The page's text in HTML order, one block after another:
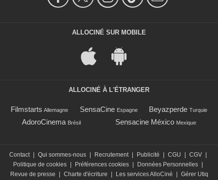
ALLOCINÉ SUR MOBILE
ALLOCINÉ À L'ÉTRANGER
Filmstarts Allemagne SensaCine Espagne Beyazperde Turquie
AdoroCinema Brésil Sensacine México Mexique
Contact | Qui sommes-nous | Recrutement | Publicité | CGU | CGV |
Politique de cookies | Préférences cookies | Données Personnelles |
Revue de presse
| Charte d'écriture | Les services AlloCiné | Gérer Utiq